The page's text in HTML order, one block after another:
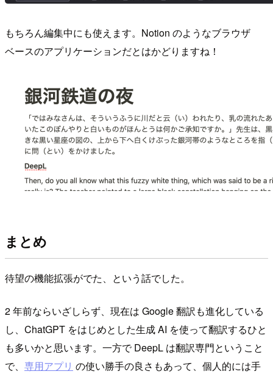
もちろん編集中にも使えます。Notion のようなブラウザ
ベースのアプリケーションだとはかどりますね！
まとめ
待望の機能拡張がでた、という話でした。
2 年前ならいざしらず、現在は Google 翻訳も進化している
し、ChatGPT をはじめとした生成 AI を使って翻訳するひと
も多いかと思います。一方で DeepL は翻訳専門ということ
で、 専用アプリ の使い勝手の良さもあって、個人的には手